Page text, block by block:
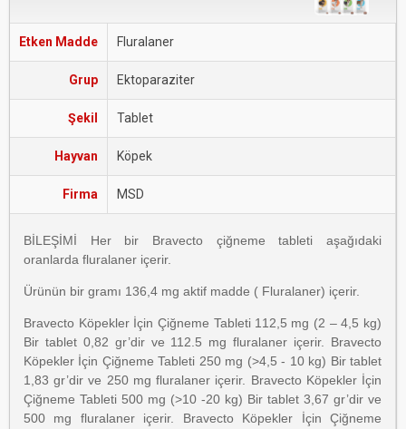
Etken Madde Fluralaner
Grup Ektoparaziter
Şekil Tablet
Hayvan Köpek
Firma MSD
BİLEŞİMİ Her bir Bravecto çiğneme tableti aşağıdaki
oranlarda fluralaner içerir.
Ürünün bir gramı 136,4 mg aktif madde ( Fluralaner) içerir.
Bravecto Köpekler İçin Çiğneme Tableti 112,5 mg (2 – 4,5 kg)
Bir tablet 0,82 gr’dir ve 112.5 mg fluralaner içerir. Bravecto
Köpekler İçin Çiğneme Tableti 250 mg (>4,5 - 10 kg) Bir tablet
1,83 gr’dir ve 250 mg fluralaner içerir. Bravecto Köpekler İçin
Çiğneme Tableti 500 mg (>10 -20 kg) Bir tablet 3,67 gr’dir ve
500 mg fluralaner içerir. Bravecto Köpekler İçin Çiğneme